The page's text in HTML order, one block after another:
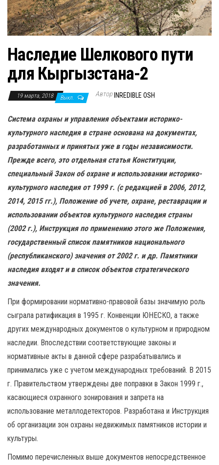
а
в
Наследие Шелкового пути
для Кыргызстана-2
19 марта, 2018 Выкл. Автор INREDIBLE OSH
Система охраны и управления объектами историко-
культурного наследия в стране основана на документах,
разработанных и принятых уже в годы независимости.
Прежде всего, это отдельная статья Конституции,
специальный Закон об охране и использовании историко-
культурного наследия от 1999 г. (с редакцией в 2006, 2012,
2014, 2015 гг.), Положение об учете, охране, реставрации и
использовании объектов культурного наследия страны
(2002 г.), Инструкция по применению этого же Положения,
государственный список памятников национального
(республиканского) значения от 2002 г. и др. Памятники
наследия входят и в список объектов стратегического
значения.
При формировании нормативно-правовой базы значимую роль
сыграла ратификация в 1995 г. Конвенции ЮНЕСКО, а также
других международных документов о культурном и природном
наследии. Впоследствии соответствующие законы и
нормативные акты в данной сфере разрабатывались и
принимались уже с учетом международных требований. В 2015
г. Правительством утверждены две поправки в Закон 1999 г.,
касающиеся охранного зонирования и запрета на
использование металлодетекторов. Разработана и Инструкция
об организации зон охраны недвижимых памятников истории и
культуры.
Помимо перечисленных выше документов непосредственное